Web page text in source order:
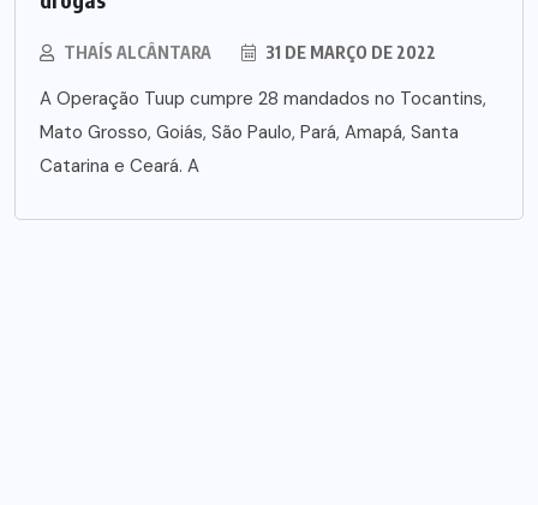
THAÍS ALCÂNTARA 31 DE MARÇO DE 2022
A Operação Tuup cumpre 28 mandados no Tocantins,
Mato Grosso, Goiás, São Paulo, Pará, Amapá, Santa
Catarina e Ceará. A